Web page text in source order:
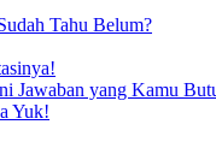
Tahu Belum?
Jawaban yang Kamu
Yuk!